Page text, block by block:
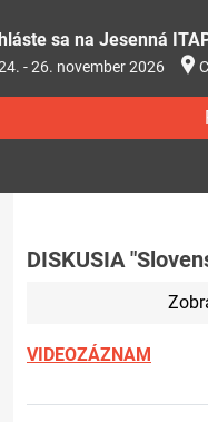
sa na Jesenná
- 26. november 2026
DISKUSIA
VIDEOZÁZNAM